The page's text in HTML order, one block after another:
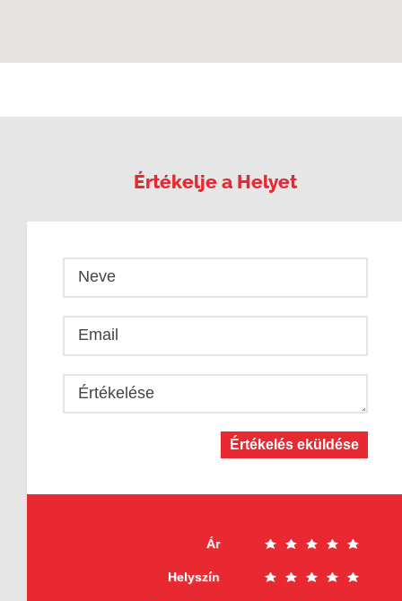
Értékelje a Helyet
Neve
Email
Értékelése
Értékelés eküldése
Ár
Helyszín